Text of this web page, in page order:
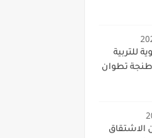
للتربية
طنجة تطوان
الاشتقاق